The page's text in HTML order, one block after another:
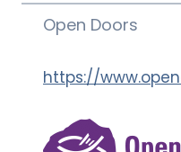
Open Doors
https://